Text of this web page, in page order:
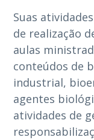
Suas
de realização
aulas
conteúdos de
industrial,
agentes
atividades de